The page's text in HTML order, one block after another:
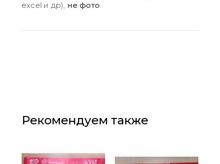
excel и др), не фото.
Рекомендуем также